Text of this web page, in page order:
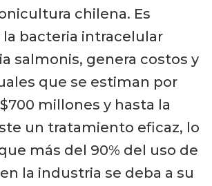
chilena. Es
la bacteria intracelular
salmonis, genera costos y
que se estiman por
millones y hasta la
un tratamiento eficaz, lo
más del 90% del uso de
la industria se deba a su